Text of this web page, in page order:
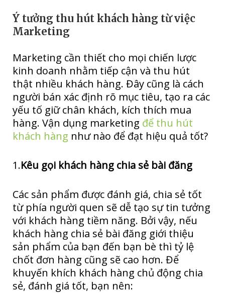
Ý tưởng thu hút khách hàng từ việc
Marketing
Marketing cần thiết cho mọi chiến lược
kinh doanh nhằm tiếp cận và thu hút
thật nhiều khách hàng. Đây cũng là cách
người bán xác định rõ mục tiêu, tạo ra các
yếu tố giữ chân khách, kích thích mua
hàng. Vận dụng marketing để thu hút
khách hàng như nào để đạt hiệu quả tốt?
1.Kêu gọi khách hàng chia sẻ bài đăng
Các sản phẩm được đánh giá, chia sẻ tốt
từ phía người quen sẽ dễ tạo sự tin tưởng
với khách hàng tiềm năng. Bởi vậy, nếu
khách hàng chia sẻ bài đăng giới thiệu
sản phẩm của bạn đến bạn bè thì tỷ lệ
chốt đơn hàng cũng sẽ cao hơn. Để
khuyến khích khách hàng chủ động chia
sẻ, đánh giá tốt, bạn nên: